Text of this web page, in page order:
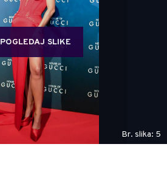
POGLEDAJ SLIKE
Br. slika: 5